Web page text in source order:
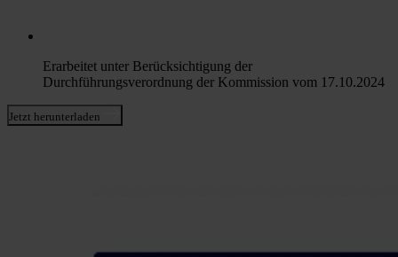
Erarbeitet unter Berücksichtigung der
Durchführungsverordnung der Kommission vom 17.10.2024
Jetzt herunterladen